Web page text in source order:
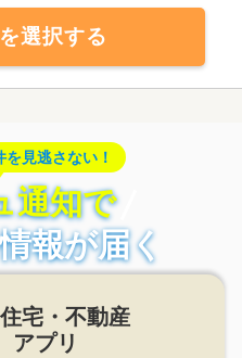
選択する
見逃さない！
通知で
報が届く
宅・不動産
アプリ